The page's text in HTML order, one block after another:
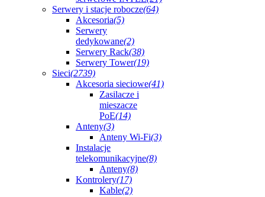
Serwery i stacje robocze(64)
Akcesoria(5)
Serwery
dedykowane(2)
Serwery Rack(38)
Serwery Tower(19)
Sieci(2739)
Akcesoria sieciowe(41)
Zasilacze i
mieszacze
PoE(14)
Anteny(3)
Anteny Wi-Fi(3)
Instalacje
telekomunikacyjne(8)
Anteny(8)
Kontrolery(17)
Kable(2)